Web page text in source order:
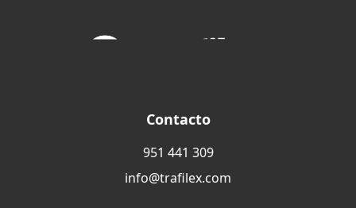
Contacto
951 441 309
info@trafilex.com